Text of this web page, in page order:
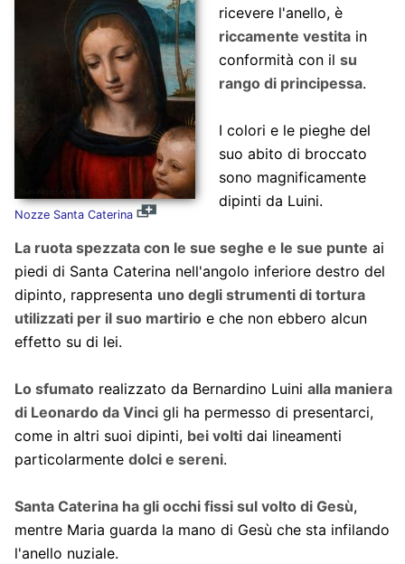
Nozze Santa Caterina
ricevere l'anello, è
riccamente vestitain
conformità con il su
rango di principessa.
I colori e le pieghe del
suo abito di broccato
sono magnificamente
dipinti da Luini.
La ruota spezzata con le sue seghe e le sue punte ai
piedi di Santa Caterina nell'angolo inferiore destro del
dipinto, rappresenta uno degli strumenti di tortura
utilizzati per il suo martirioe che non ebbero alcun
effetto su di lei.
Lo sfumatorealizzato da Bernardino Luini alla maniera
di Leonardo da Vincigli ha permesso di presentarci,
come in altri suoi dipinti, bei voltidai lineamenti
particolarmente dolci e sereni.
Santa Caterina ha gli occhi fissi sul volto di Gesù,
mentre Maria guarda la mano di Gesù che sta infilando
l'anello nuziale.